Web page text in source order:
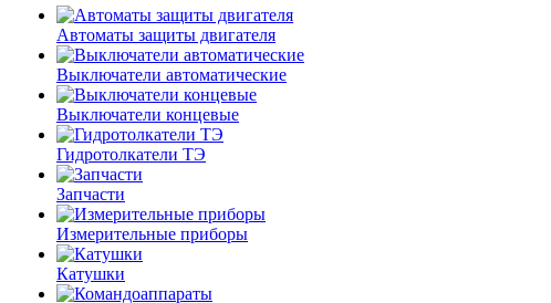
Автоматы защиты двигателя
Выключатели автоматические
Выключатели концевые
Гидротолкатели ТЭ
Запчасти
Измерительные приборы
Катушки